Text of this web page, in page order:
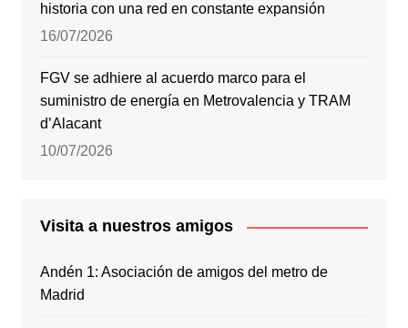
historia con una red en constante expansión
16/07/2026
FGV se adhiere al acuerdo marco para el
suministro de energía en Metrovalencia y TRAM
d’Alacant
10/07/2026
Visita a nuestros amigos
Andén 1: Asociación de amigos del metro de
Madrid